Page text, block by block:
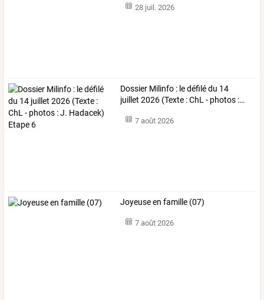
28 juil. 2026
Dossier Milinfo : ledéfilédu 14
juillet 2026 (Texte :ChL - photos :…
7 août 2026
Joyeuse en famille (07)
7 août 2026